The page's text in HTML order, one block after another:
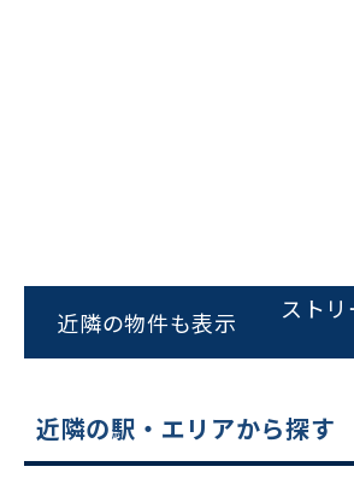
をお伝えいただくと
スムーズにご案内できま
平日 9:00〜18:00
近隣の物件も表示
スト
近隣の駅・エリアから探す